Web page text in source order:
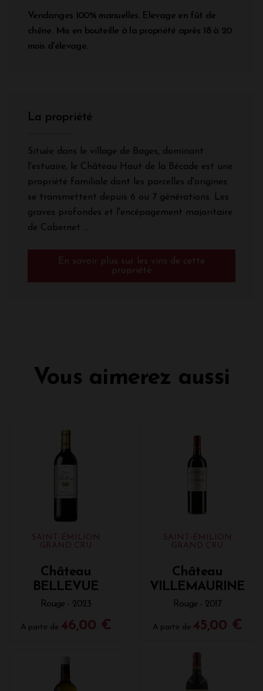
Vendanges 100% manuelles. Elevage en fût de
chêne. Mis en bouteille à la propriété après 18 à 20
mois d'élevage.
La propriété
Située dans le village de Bages, dominant
l'estuaire, le Château Haut de la Bécade est une
propriété familiale dont les parcelles d'origines
se transmettent depuis 6 ou 7 générations. Les
graves profondes et l'encépagement majoritaire
de Cabernet ...
En savoir plus sur les vins de cette
propriété
Vous aimerez aussi
SAINT-ÉMILION
GRAND CRU
Château
BELLEVUE
Rouge - 2023
A partir de 46,00 €
SAINT-ÉMILION
GRAND CRU
Château
VILLEMAURINE
Rouge - 2017
A partir de 45,00 €